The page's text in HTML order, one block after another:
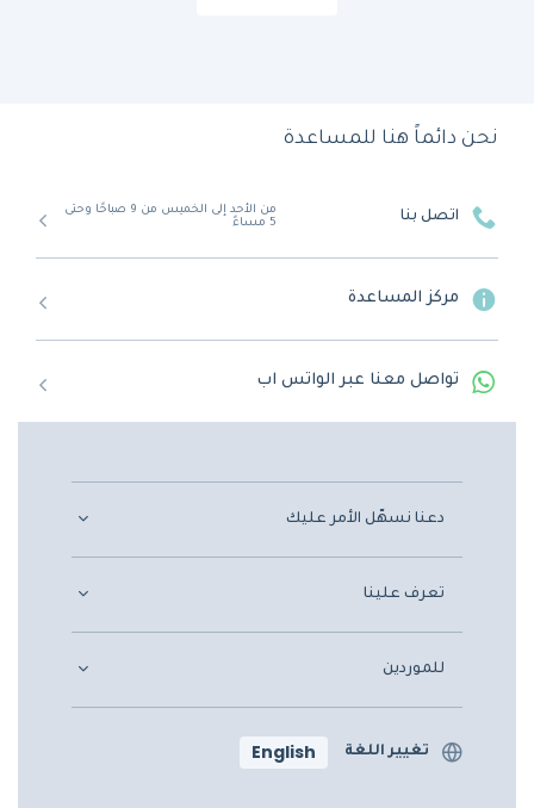
نحن دائماً هنا للمساعدة
اتصل بنا
من الأحد إلى الخميس من 9 صباحًا وحتى
5 مساءً
مركز المساعدة
تواصل معنا عبر الواتس اب
دعنا نسهّل الأمر عليك
تعرف علينا
للموردين
تغيير اللغة English